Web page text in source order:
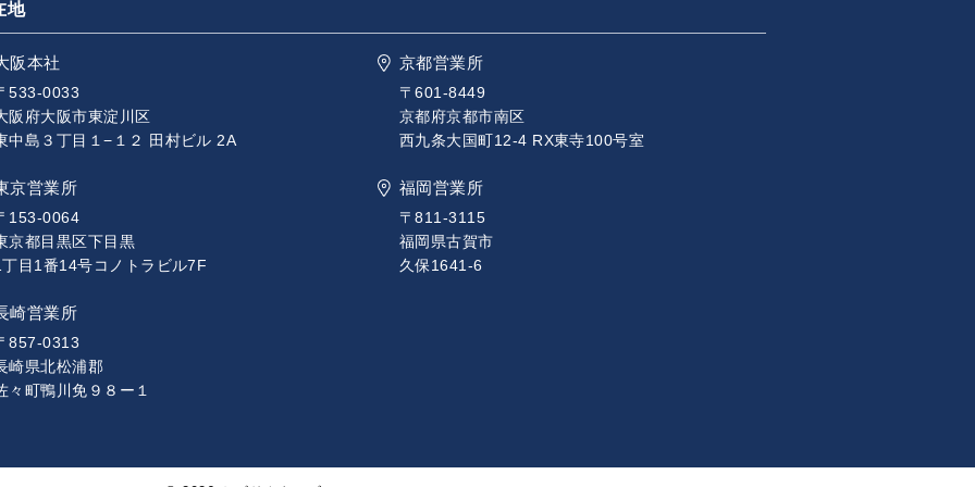
地
阪本社
533-0033
阪府大阪市東淀川区
中島３丁目１−１２ 田村ビル 2A
京都営業所
〒601-8449
京都府京都市南区
西九条大国町12-4 RX東寺100号室
京営業所
153-0064
京都目黒区下目黒
目1番14号コノトラビル7F
福岡営業所
〒811-3115
福岡県古賀市
久保1641-6
崎営業所
857-0313
崎県北松浦郡
々町鴨川免９８ー１